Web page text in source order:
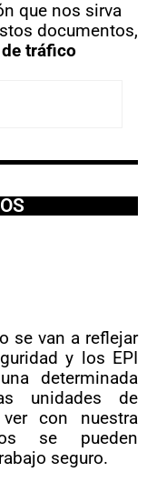
que nos sirva
documentos,
tráfico
se van a reflejar
y los EPI
determinada
unidades de
con nuestra
se pueden
seguro.